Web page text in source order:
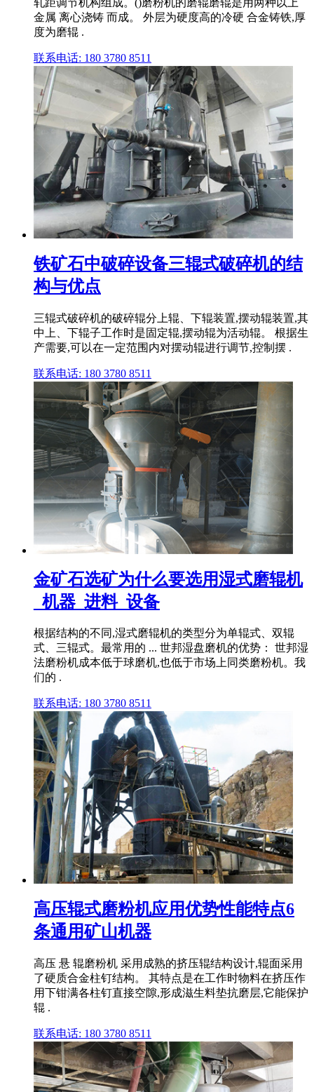
金属 离心浇铸 而成。 外层为硬度高的冷硬 合金铸铁,厚
度为磨辊 .
联系电话: 180 3780 8511
铁矿石中破碎设备三辊式破碎机的结
构与优点
三辊式破碎机的破碎辊分上辊、下辊装置,摆动辊装置,其
中上、下辊子工作时是固定辊,摆动辊为活动辊。 根据生
产需要,可以在一定范围内对摆动辊进行调节,控制摆 .
联系电话: 180 3780 8511
金矿石选矿为什么要选用湿式磨辊机
_机器_进料_设备
根据结构的不同,湿式磨辊机的类型分为单辊式、双辊
式、三辊式。最常用的 ... 世邦湿盘磨机的优势： 世邦湿
法磨粉机成本低于球磨机,也低于市场上同类磨粉机。我
们的 .
联系电话: 180 3780 8511
高压辊式磨粉机应用优势性能特点6
条通用矿山机器
高压 悬 辊磨粉机 采用成熟的挤压辊结构设计,辊面采用
了硬质合金柱钉结构。 其特点是在工作时物料在挤压作
用下钳满各柱钉直接空隙,形成滋生料垫抗磨层,它能保护
辊 .
联系电话: 180 3780 8511